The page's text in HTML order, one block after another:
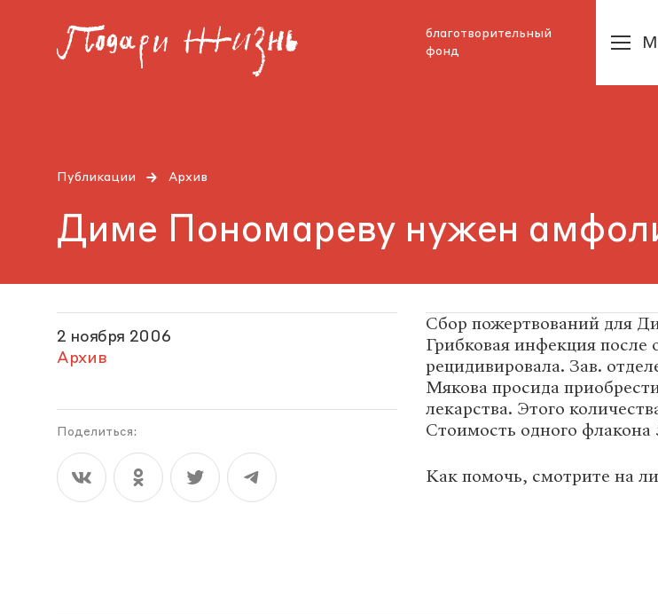
благотворительный
фонд
Публикации Архив
Диме Пономареву нужен
2 ноября 2006
Архив
Поделиться:
Сбор пожертвований для
Грибковая инфекция
рецидивировала. Зав.
Мякова просида
лекарства. Этого
Стоимость одного флакона
Как помочь, смотрите на